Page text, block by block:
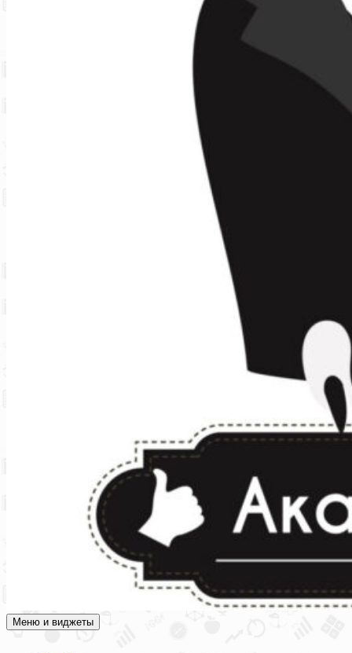
Академия СОВА
Подготовка к ЕГЭ, ОГЭ, ВПР, МЦКО, СтатГрад, КДР, ВОШ,
Меню и виджеты